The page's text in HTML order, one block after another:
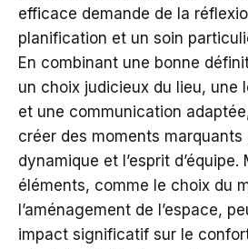
efficace demande de la
planification et un soin
En combinant une bonne
un choix judicieux du lieu, une
et une communication
créer des moments
dynamique et l’esprit
éléments, comme le choix du
l’aménagement de l’espace,
impact significatif sur le